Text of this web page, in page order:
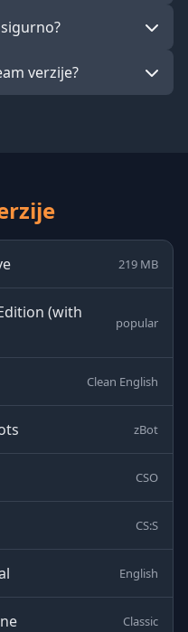
verzije?
219 MB
(with
popular
Clean English
zBot
CSO
CS:S
English
Classic